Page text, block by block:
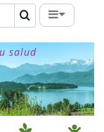
salud